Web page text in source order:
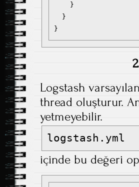
    }
  }
}
Logstash
thread oluşturur.
yetmeyebilir.
logstash.yml
içinde bu değeri